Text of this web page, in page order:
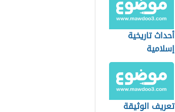
أحداث تاريخية
إسلامية
تعريف الوثيقة